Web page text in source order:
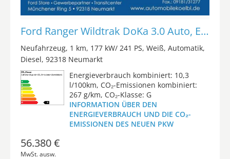
Ford Ranger Wildtrak DoKa 3.0 Auto, EL.ROLLO/AHK/iACC
Neufahrzeug 1 km 177 kW/ 241 PS Weiß Automatik
Diesel 92318 Neumarkt
Energieverbrauch kombiniert: 10,3
l/100km, CO₂-Emissionen kombiniert:
267 g/km, CO₂-Klasse: G
INFORMATION ÜBER DEN
ENERGIEVERBRAUCH UND DIE CO₂-
EMISSIONEN DES NEUEN PKW
56.380 €
MwSt. ausw.